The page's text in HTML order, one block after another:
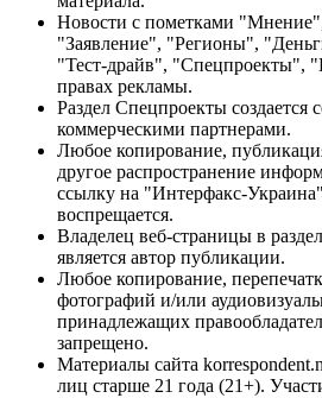
Новости с пометками
"Заявление", "Регионы",
"Тест-драйв", "Спецпроекты",
правах рекламы.
Раздел Спецпроекты создается
коммерческими партнерами.
Любое копирование,
другое распространение
ссылку на "Интерфакс-
воспрещается.
Владелец веб-страницы в
является автор публикации.
Любое копирование,
фотографий и/или
принадлежащих
запрещено.
Материалы сайта
лиц старше 21 года (21+).